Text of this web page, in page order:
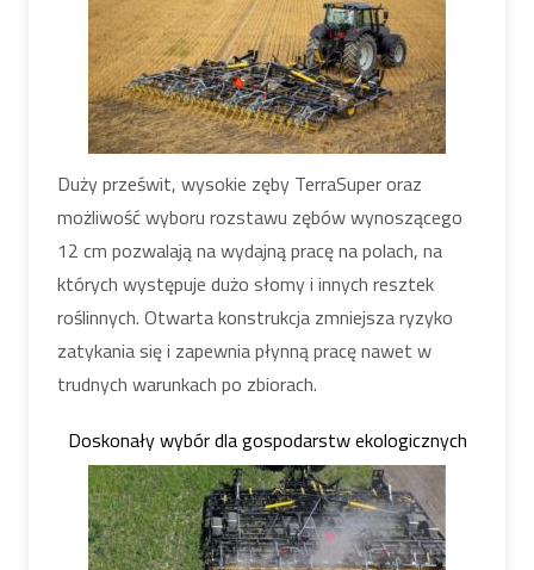
Duży prześwit, wysokie zęby TerraSuper oraz
możliwość wyboru rozstawu zębów wynoszącego
12 cm pozwalają na wydajną pracę na polach, na
których występuje dużo słomy i innych resztek
roślinnych. Otwarta konstrukcja zmniejsza ryzyko
zatykania się i zapewnia płynną pracę nawet w
trudnych warunkach po zbiorach.
Doskonały wybór dla gospodarstw ekologicznych